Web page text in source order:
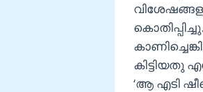
കിട്ടിയതു
‘ആ എടി